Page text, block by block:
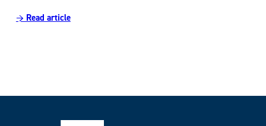
→ Read article